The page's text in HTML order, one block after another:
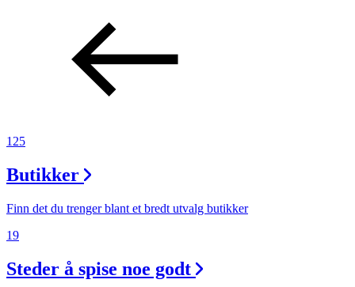
125
Butikker
Finn det du trenger blant et bredt utvalg butikker
19
Steder å spise noe godt